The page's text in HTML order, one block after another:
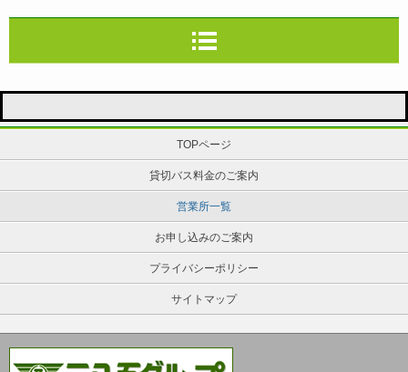
TOPページ
貸切バス料金のご案内
営業所一覧
お申し込みのご案内
プライバシーポリシー
サイトマップ